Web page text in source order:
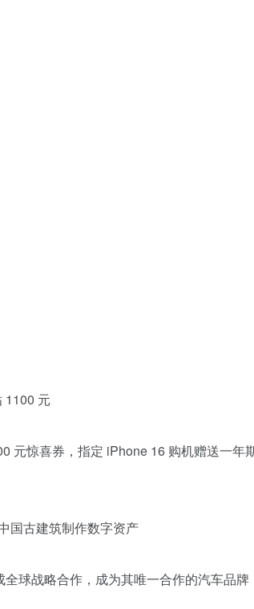
1100 元
元惊喜券，指定 iPhone 16 购机赠送一年
国古建筑制作数字资产
球战略合作，成为其唯一合作的汽车品牌